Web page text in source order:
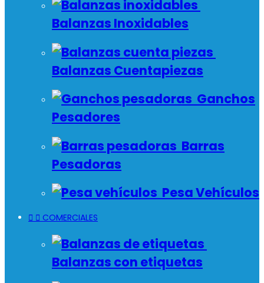
Balanzas Inoxidables
Balanzas Cuentapiezas
Ganchos
Pesadores
Barras
Pesadoras
Pesa Vehículos
  COMERCIALES
Balanzas con etiquetas